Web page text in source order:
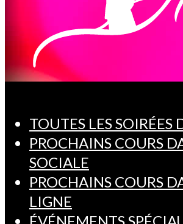
TOUTES LES SOIRÉES
PROCHAINS COURS
SOCIALE
PROCHAINS COURS
LIGNE